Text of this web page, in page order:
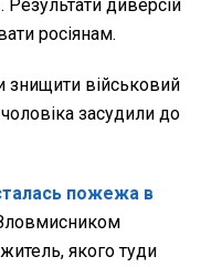
диверсій
росіянам.
знищити військовий
засудили до
пожежа в
якого туди